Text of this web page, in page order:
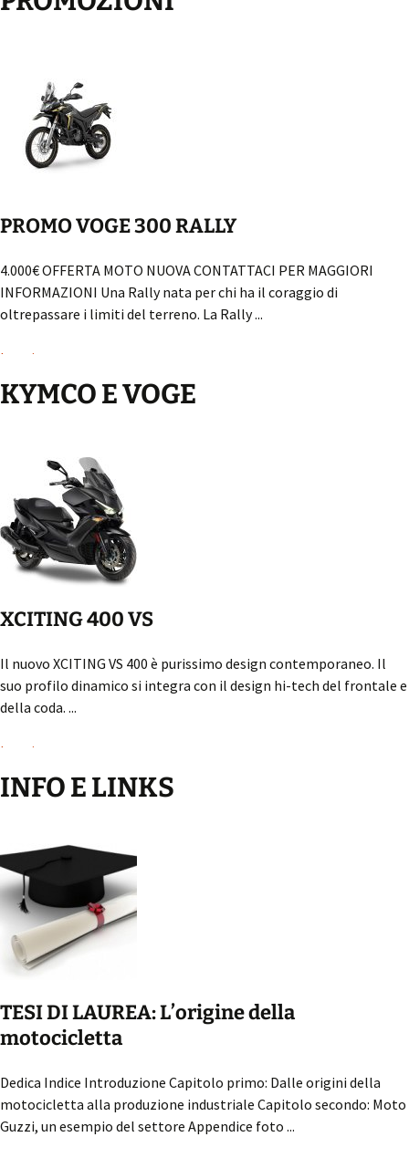
PROMO VOGE 300 RALLY
4.000€ OFFERTA MOTO NUOVA CONTATTACI PER MAGGIORI
INFORMAZIONI Una Rally nata per chi ha il coraggio di
oltrepassare i limiti del terreno. La Rally ...
Leggi...
KYMCO E VOGE
XCITING 400 VS
Il nuovo XCITING VS 400 è purissimo design contemporaneo. Il
suo profilo dinamico si integra con il design hi-tech del frontale e
della coda. ...
Leggi...
INFO E LINKS
TESI DI LAUREA: L’origine della
motocicletta
Dedica Indice Introduzione Capitolo primo: Dalle origini della
motocicletta alla produzione industriale Capitolo secondo: Moto
Guzzi, un esempio del settore Appendice foto ...